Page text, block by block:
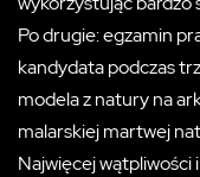
Po drugie: egzamin
kandydata podczas
modela z natury na
malarskiej martwej
Najwięcej wątpliwości